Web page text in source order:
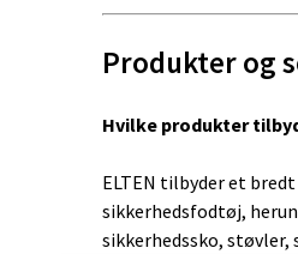
Produkter og
Hvilke produkter
ELTEN tilbyder et
sikkerhedsfodtøj,
sikkerhedssko, støvler,